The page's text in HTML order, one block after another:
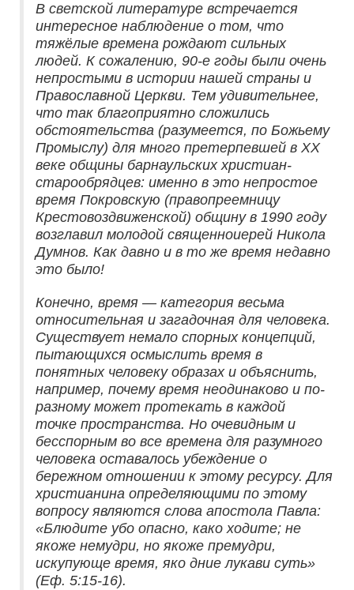
В светской литературе встречается
интересное наблюдение о том, что
тяжёлые времена рождают сильных
людей. К сожалению, 90-е годы были очень
непростыми в истории нашей страны и
Православной Церкви. Тем удивительнее,
что так благоприятно сложились
обстоятельства (разумеется, по Божьему
Промыслу) для много претерпевшей в XX
веке общины барнаульских христиан-
старообрядцев: именно в это непростое
время Покровскую (правопреемницу
Крестовоздвиженской) общину в 1990 году
возглавил молодой священноиерей Никола
Думнов. Как давно и в то же время недавно
это было!
Конечно, время — категория весьма
относительная и загадочная для человека.
Существует немало спорных концепций,
пытающихся осмыслить время в
понятных человеку образах и объяснить,
например, почему время неодинаково и по-
разному может протекать в каждой
точке пространства. Но очевидным и
бесспорным во все времена для разумного
человека оставалось убеждение о
бережном отношении к этому ресурсу. Для
христианина определяющими по этому
вопросу являются слова апостола Павла:
«Блюдите убо опасно, како ходите; не
якоже немудри, но якоже премудри,
искупующе время, яко дние лукави суть»
(Еф. 5:15-16).